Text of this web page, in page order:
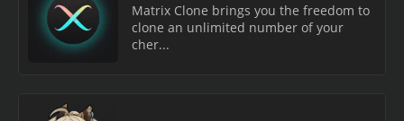
Matrix Clone brings you the freedom to
clone an unlimited number of your
cher...